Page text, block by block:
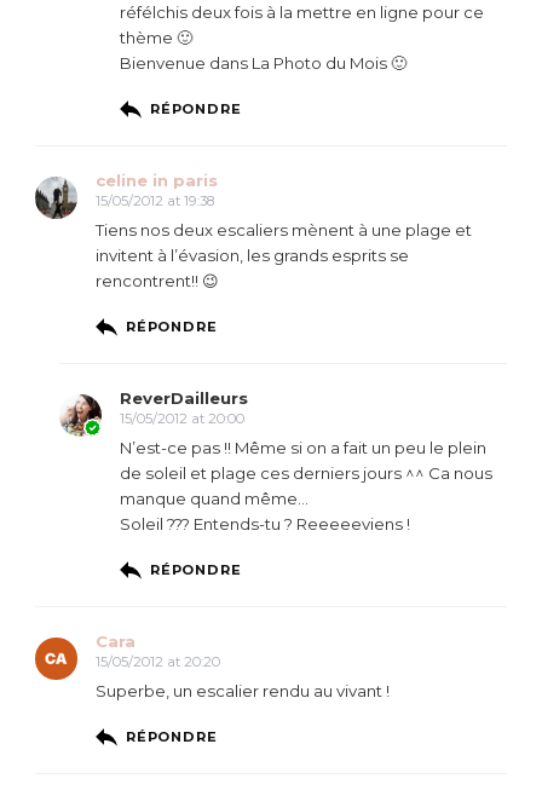
réfélchis deux fois à la mettre en ligne pour ce
thème 🙂
Bienvenue dans La Photo du Mois 🙂
RÉPONDRE
celine in paris
15/05/2012 at 19:38
Tiens nos deux escaliers mènent à une plage et
invitent à l’évasion, les grands esprits se
rencontrent!! 😉
RÉPONDRE
ReverDailleurs
15/05/2012 at 20:00
N’est-ce pas !! Même si on a fait un peu le plein
de soleil et plage ces derniers jours ^^ Ca nous
manque quand même…
Soleil ??? Entends-tu ? Reeeeeviens !
RÉPONDRE
Cara
15/05/2012 at 20:20
Superbe, un escalier rendu au vivant !
RÉPONDRE